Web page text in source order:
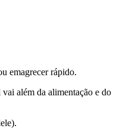
emagrecer rápido.
além da alimentação e do